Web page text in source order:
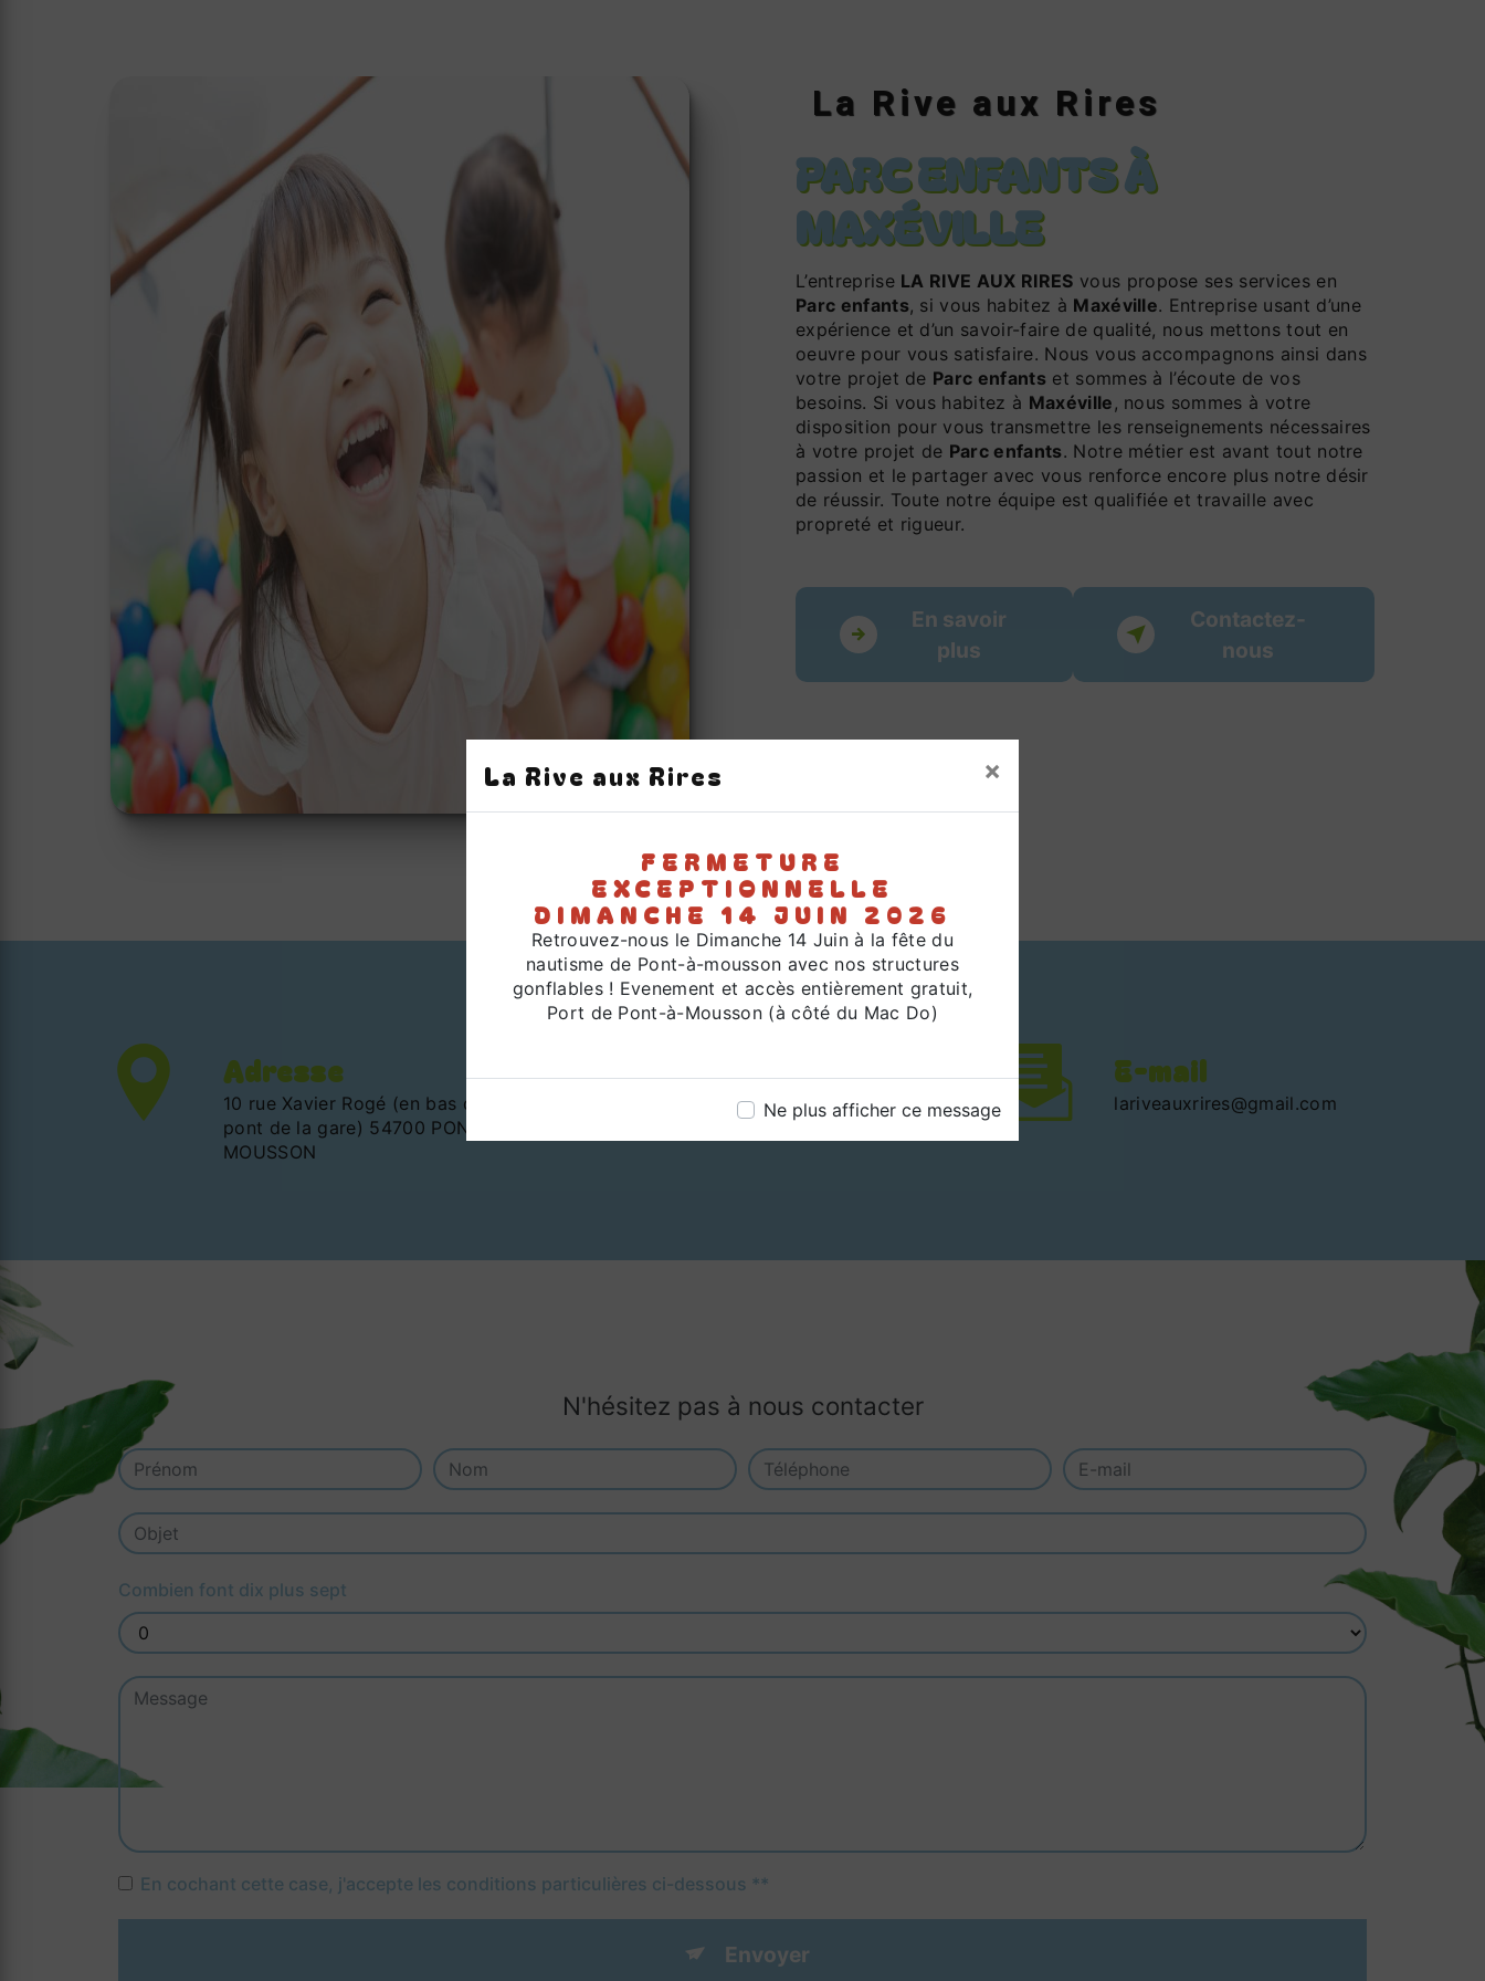
La Rive aux Rires ×
FERMETURE
EXCEPTIONNELLE
DIMANCHE 14 JUIN 2026
Retrouvez-nous le Dimanche 14 Juin à la fête du
nautisme de Pont-à-mousson avec nos structures
gonflables ! Evenement et accès entièrement gratuit,
Port de Pont-à-Mousson (à côté du Mac Do)
Ne plus afficher ce message
La Rive aux Rires
PARC ENFANTS À
MAXÉVILLE
L’entreprise LA RIVE AUX RIRES vous propose ses services en
Parc enfants, si vous habitez à Maxéville. Entreprise usant d’une
expérience et d’un savoir-faire de qualité, nous mettons tout en
oeuvre pour vous satisfaire. Nous vous accompagnons ainsi dans
votre projet de Parc enfantset sommes à l’écoute de vos
besoins. Si vous habitez à Maxéville, nous sommes à votre
disposition pour vous transmettre les renseignements nécessaires
à votre projet de Parc enfants. Notre métier est avant tout notre
passion et le partager avec vous renforce encore plus notre désir
de réussir. Toute notre équipe est qualifiée et travaille avec
propreté et rigueur.
En savoir
plus
Contactez-
nous
Adresse
10 rue Xavier Rogé (en bas du
pont de la gare) 54700 PONT-A-
MOUSSON
Téléphone
07 71 23 89 06
E-mail
lariveauxrires@gmail.com
N'hésitez pas à nous contacter
Combien font dix plus sept
En cochant cette case, j'accepte les conditions particulières ci-dessous **
Envoyer